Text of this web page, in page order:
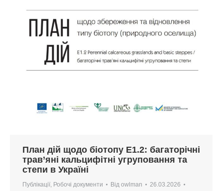
План дій щодо біотопу E1.2: багаторічні
трав’яні кальцифітні угруповання та
степи в Україні
Публікації, Робочі документи Від owlman 26.03.2026